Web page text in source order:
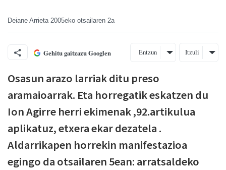
Deiane Arrieta 2005eko otsailaren 2a
Gehitu gaitzazu Googlen Entzun Itzuli
Osasun arazo larriak ditu preso
aramaioarrak. Eta horregatik eskatzen du
Ion Agirre herri ekimenak ,92.artikulua
aplikatuz, etxera ekar dezatela .
Aldarrikapen horrekin manifestazioa
egingo da otsailaren 5ean: arratsaldeko